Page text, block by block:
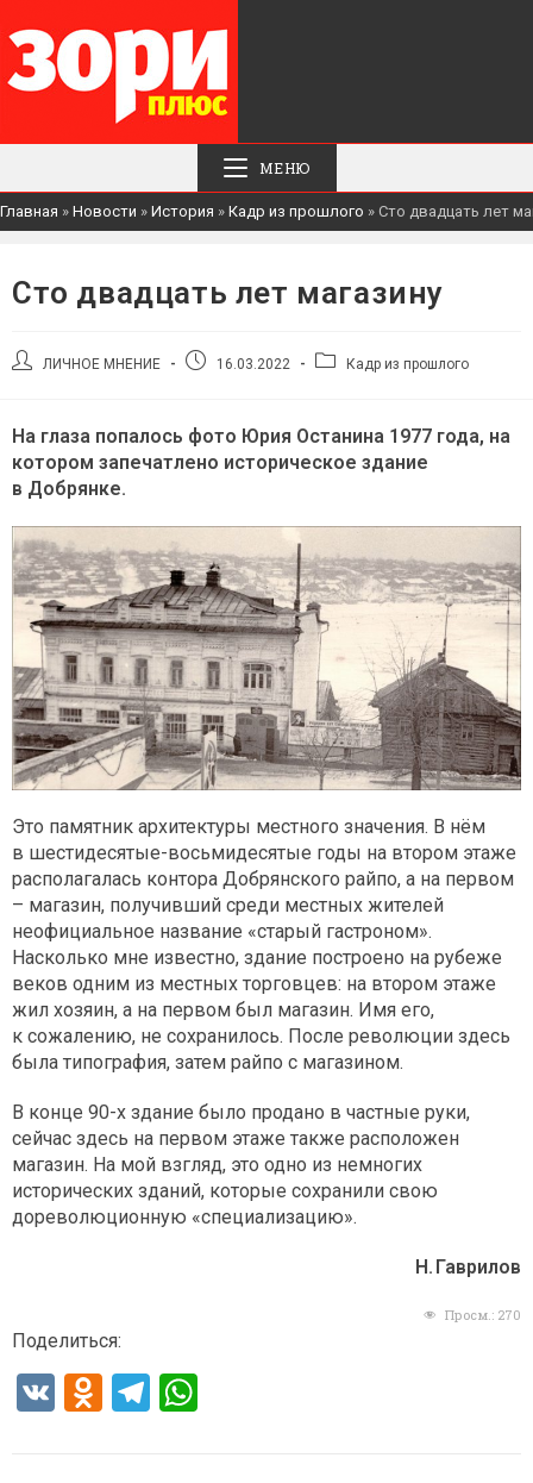
МЕНЮ
Главная » Новости » История » Кадр из прошлого » Сто двадцать лет
Сто двадцать лет магазину
АвторЛИЧНОЕ МНЕНИЕ
Запись16.03.2022
РубрикаКадр из прошлого
На глаза попалось фото Юрия Останина 1977 года, на
котором запечатлено историческое здание
в Добрянке.
Это памятник архитектуры местного значения. В нём
в шестидесятые-восьмидесятые годы на втором этаже
располагалась контора Добрянского райпо, а на первом
– магазин, получивший среди местных жителей
неофициальное название «старый гастроном».
Насколько мне известно, здание построено на рубеже
веков одним из местных торговцев: на втором этаже
жил хозяин, а на первом был магазин. Имя его,
к сожалению, не сохранилось. После революции здесь
была типография, затем райпо с магазином.
В конце 90-х здание было продано в частные руки,
сейчас здесь на первом этаже также расположен
магазин. На мой взгляд, это одно из немногих
исторических зданий, которые сохранили свою
дореволюционную «специализацию».
Н. Гаврилов
Просм.: 270
Поделиться:
V
O
T